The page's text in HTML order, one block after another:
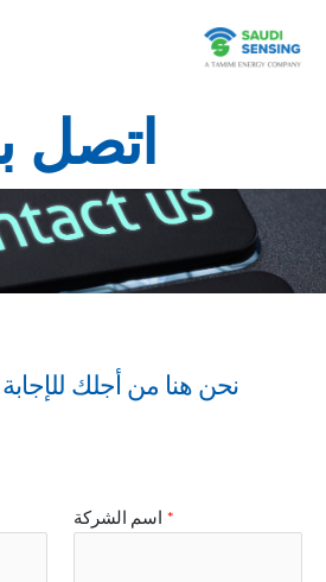
المحتوى
اتصل
نحن هنا من أجلك
*